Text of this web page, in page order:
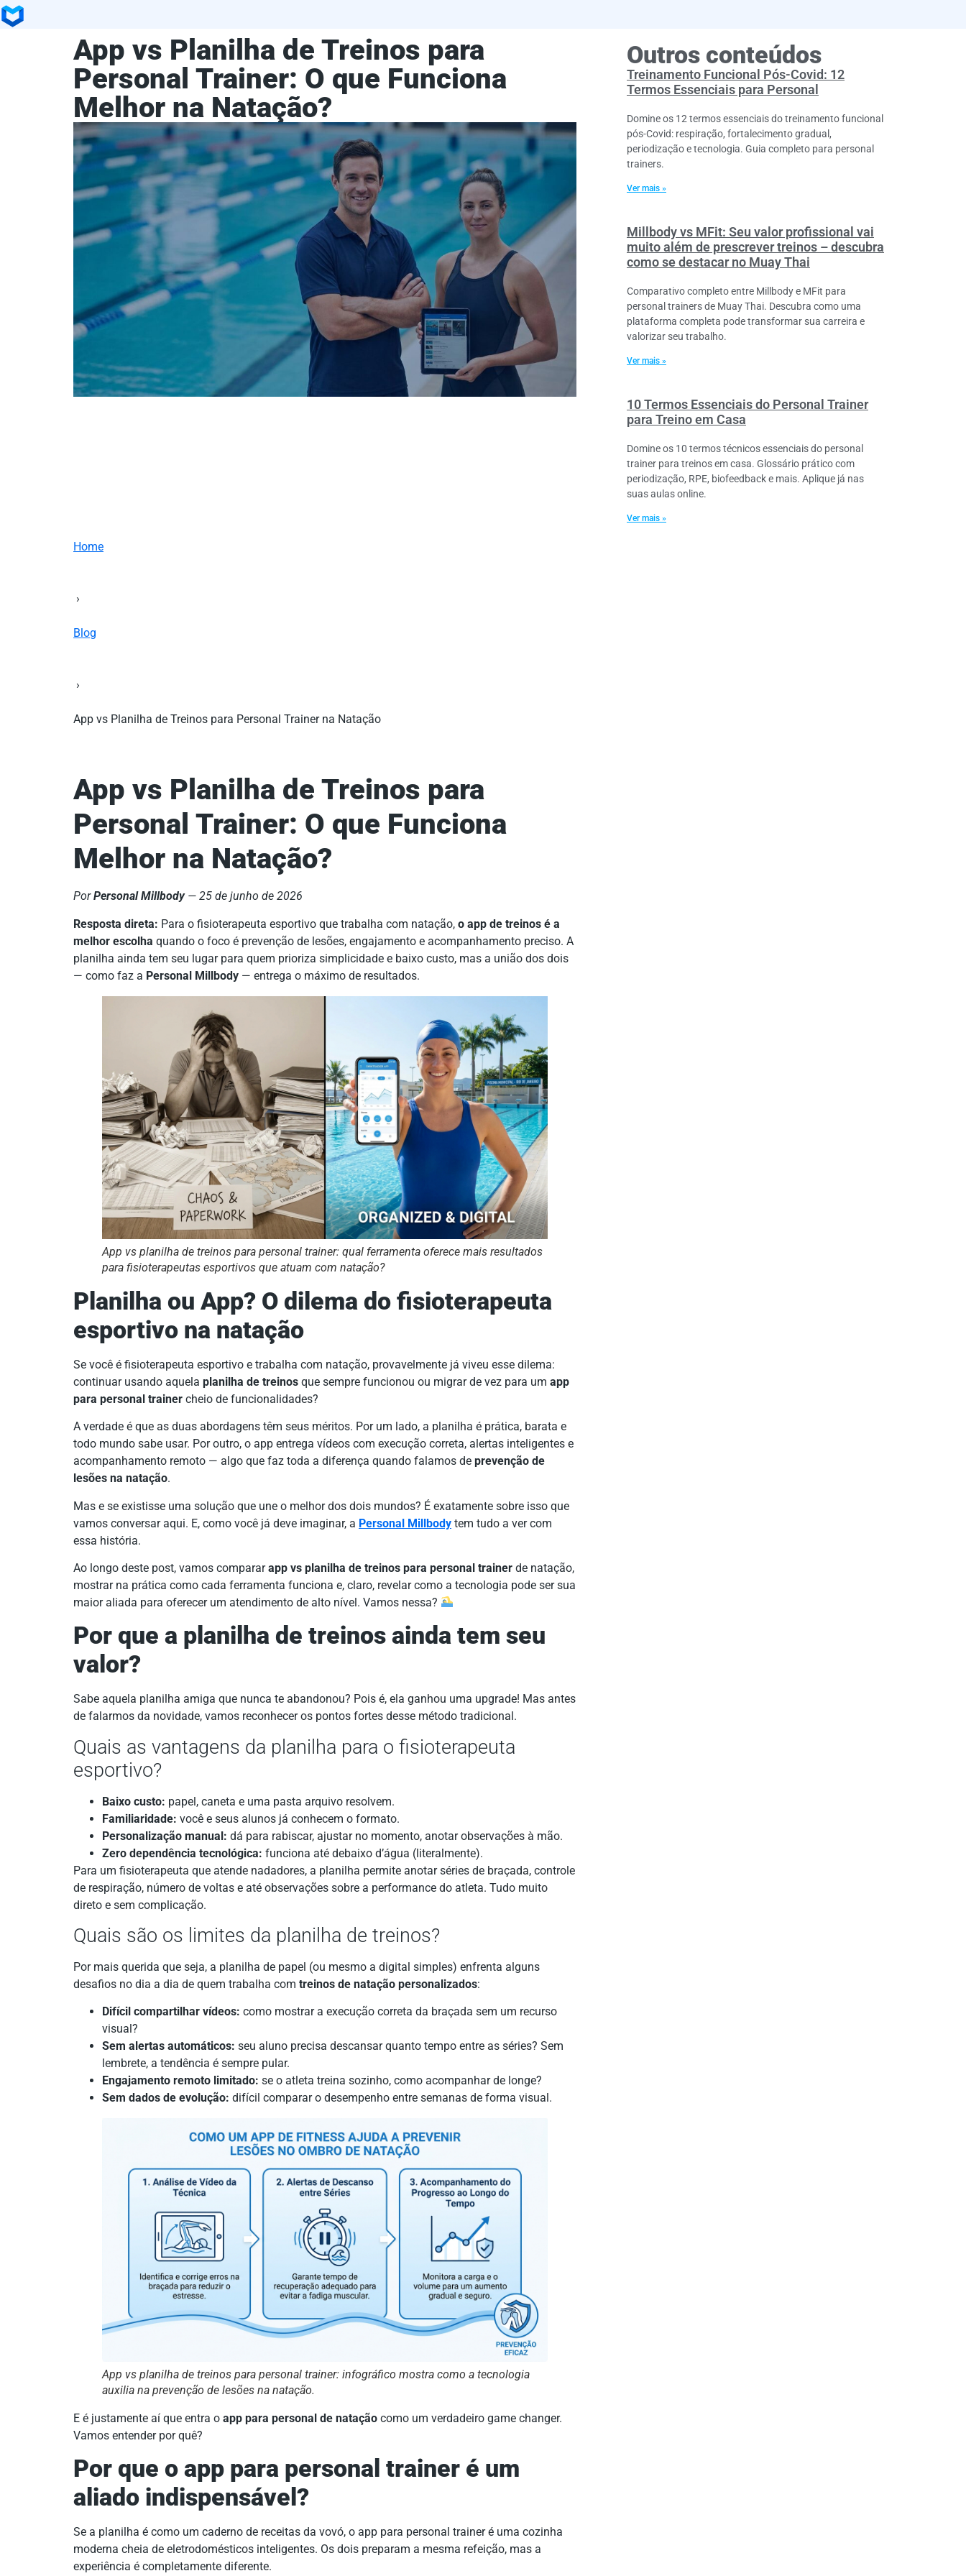
App vs Planilha de Treinos para
Personal Trainer: O que Funciona
Melhor na Natação?
Home
›
Blog
›
App vs Planilha de Treinos para Personal Trainer na Natação
App vs Planilha de Treinos para
Personal Trainer: O que Funciona
Melhor na Natação?
PorPersonal Millbody— 25 de junho de 2026
Resposta direta: Para o fisioterapeuta esportivo que trabalha com natação, o app de treinos é a
melhor escolha quando o foco é prevenção de lesões, engajamento e acompanhamento preciso. A
planilha ainda tem seu lugar para quem prioriza simplicidade e baixo custo, mas a união dos dois
— como faz a Personal Millbody — entrega o máximo de resultados.
App vs planilha de treinos para personal trainer: qual ferramenta oferece mais resultados
para fisioterapeutas esportivos que atuam com natação?
Planilha ou App? O dilema do fisioterapeuta
esportivo na natação
Se você é fisioterapeuta esportivo e trabalha com natação, provavelmente já viveu esse dilema:
continuar usando aquela planilha de treinos que sempre funcionou ou migrar de vez para um app
para personal trainer cheio de funcionalidades?
A verdade é que as duas abordagens têm seus méritos. Por um lado, a planilha é prática, barata e
todo mundo sabe usar. Por outro, o app entrega vídeos com execução correta, alertas inteligentes e
acompanhamento remoto — algo que faz toda a diferença quando falamos de prevenção de
lesões na natação.
Mas e se existisse uma solução que une o melhor dos dois mundos? É exatamente sobre isso que
vamos conversar aqui. E, como você já deve imaginar, a Personal Millbody tem tudo a ver com
essa história.
Ao longo deste post, vamos compararapp vs planilha de treinos para personal trainer de natação,
mostrar na prática como cada ferramenta funciona e, claro, revelar como a tecnologia pode ser sua
maior aliada para oferecer um atendimento de alto nível. Vamos nessa?
Por que a planilha de treinos ainda tem seu
valor?
Sabe aquela planilha amiga que nunca te abandonou? Pois é, ela ganhou uma upgrade! Mas antes
de falarmos da novidade, vamos reconhecer os pontos fortes desse método tradicional.
Quais as vantagens da planilha para o fisioterapeuta
esportivo?
Baixo custo: papel, caneta e uma pasta arquivo resolvem.
Familiaridade: você e seus alunos já conhecem o formato.
Personalização manual: dá para rabiscar, ajustar no momento, anotar observações à mão.
Zero dependência tecnológica: funciona até debaixo d’água (literalmente).
Para um fisioterapeuta que atende nadadores, a planilha permite anotar séries de braçada, controle
de respiração, número de voltas e até observações sobre a performance do atleta. Tudo muito
direto e sem complicação.
Quais são os limites da planilha de treinos?
Por mais querida que seja, a planilha de papel (ou mesmo a digital simples) enfrenta alguns
desafios no dia a dia de quem trabalha com treinos de natação personalizados:
Difícil compartilhar vídeos: como mostrar a execução correta da braçada sem um recurso
visual?
Sem alertas automáticos: seu aluno precisa descansar quanto tempo entre as séries? Sem
lembrete, a tendência é sempre pular.
Engajamento remoto limitado: se o atleta treina sozinho, como acompanhar de longe?
Sem dados de evolução: difícil comparar o desempenho entre semanas de forma visual.
App vs planilha de treinos para personal trainer: infográfico mostra como a tecnologia
auxilia na prevenção de lesões na natação.
E é justamente aí que entra o app para personal de natação como um verdadeiro game changer.
Vamos entender por quê?
Por que o app para personal trainer é um
aliado indispensável?
Se a planilha é como um caderno de receitas da vovó, o app para personal trainer é uma cozinha
moderna cheia de eletrodomésticos inteligentes. Os dois preparam a mesma refeição, mas a
experiência é completamente diferente.
Outros conteúdos
Treinamento Funcional Pós-Covid: 12
Termos Essenciais para Personal
Domine os 12 termos essenciais do treinamento funcional
pós-Covid: respiração, fortalecimento gradual,
periodização e tecnologia. Guia completo para personal
trainers.
Ver mais »
Millbody vs MFit: Seu valor profissional vai
muito além de prescrever treinos – descubra
como se destacar no Muay Thai
Comparativo completo entre Millbody e MFit para
personal trainers de Muay Thai. Descubra como uma
plataforma completa pode transformar sua carreira e
valorizar seu trabalho.
Ver mais »
10 Termos Essenciais do Personal Trainer
para Treino em Casa
Domine os 10 termos técnicos essenciais do personal
trainer para treinos em casa. Glossário prático com
periodização, RPE, biofeedback e mais. Aplique já nas
suas aulas online.
Ver mais »